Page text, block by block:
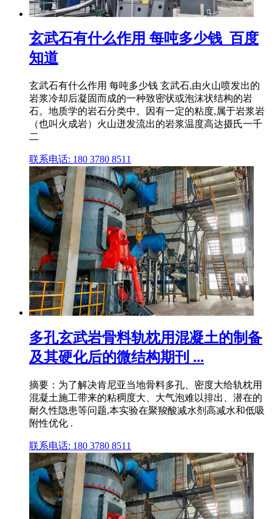
玄武石有什么作用 每吨多少钱_百度
知道
玄武石有什么作用 每吨多少钱 玄武石,由火山喷发出的
岩浆冷却后凝固而成的一种致密状或泡沫状结构的岩
石。地质学的岩石分类中。因有一定的粘度,属于岩浆岩
（也叫火成岩）火山迸发流出的岩浆温度高达摄氏一千
二
联系电话: 180 3780 8511
多孔玄武岩骨料轨枕用混凝土的制备
及其硬化后的微结构期刊 ...
摘要：为了解决肯尼亚当地骨料多孔、密度大给轨枕用
混凝土施工带来的粘稠度大、大气泡难以排出、潜在的
耐久性隐患等问题,本实验在聚羧酸减水剂高减水和低吸
附性优化 .
联系电话: 180 3780 8511